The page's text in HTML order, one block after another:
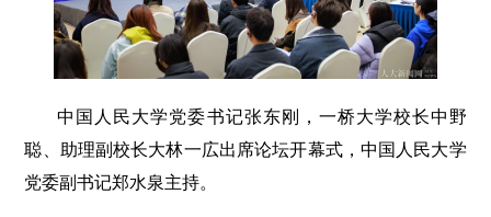
中国人民大学党委书记张东刚，一桥大学校长中野
聪、助理副校长大林一広出席论坛开幕式，中国人民大学
党委副书记郑水泉主持。